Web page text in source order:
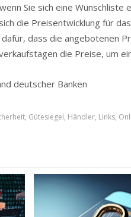
Sie sich eine
die Preisentwicklung für
dass die angebotenen
die Preise, um
deutscher Banken
, Gütesiegel, Händler, Links,